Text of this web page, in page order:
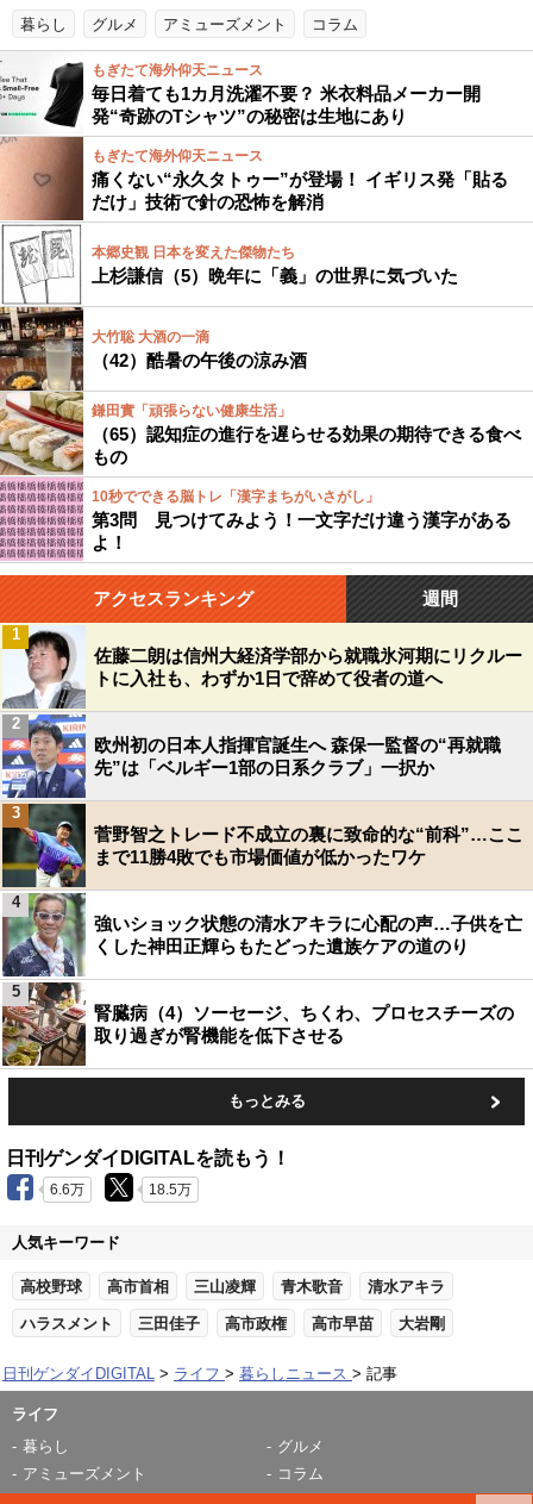
暮らし グルメ アミューズメント コラム
もぎたて海外仰天ニュース
毎日着ても1カ月洗濯不要？ 米衣料品メーカー開
発“奇跡のTシャツ”の秘密は生地にあり
もぎたて海外仰天ニュース
痛くない“永久タトゥー”が登場！ イギリス発「貼る
だけ」技術で針の恐怖を解消
本郷史観 日本を変えた傑物たち
上杉謙信（5）晩年に「義」の世界に気づいた
大竹聡 大酒の一滴
（42）酷暑の午後の涼み酒
鎌田實「頑張らない健康生活」
（65）認知症の進行を遅らせる効果の期待できる食べ
もの
10秒でできる脳トレ「漢字まちがいさがし」
第3問 見つけてみよう！一文字だけ違う漢字がある
よ！
アクセスランキング 週間
佐藤二朗は信州大経済学部から就職氷河期にリクルー
トに入社も、わずか1日で辞めて役者の道へ
1
欧州初の日本人指揮官誕生へ 森保一監督の“再就職
先”は「ベルギー1部の日系クラブ」一択か
2
菅野智之トレード不成立の裏に致命的な“前科”…ここ
まで11勝4敗でも市場価値が低かったワケ
3
強いショック状態の清水アキラに心配の声…子供を亡
くした神田正輝らもたどった遺族ケアの道のり
4
腎臓病（4）ソーセージ、ちくわ、プロセスチーズの
取り過ぎが腎機能を低下させる
5
もっとみる
日刊ゲンダイDIGITALを読もう！
6.6万 18.5万
人気キーワード
高校野球 高市首相 三山凌輝 青木歌音 清水アキラ
ハラスメント 三田佳子 高市政権 高市早苗 大岩剛
日刊ゲンダイDIGITAL ライフ 暮らしニュース 記事
ライフ
暮らし
グルメ
アミューズメント
コラム